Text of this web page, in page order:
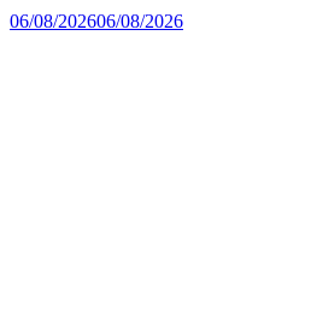
06/08/202606/08/2026